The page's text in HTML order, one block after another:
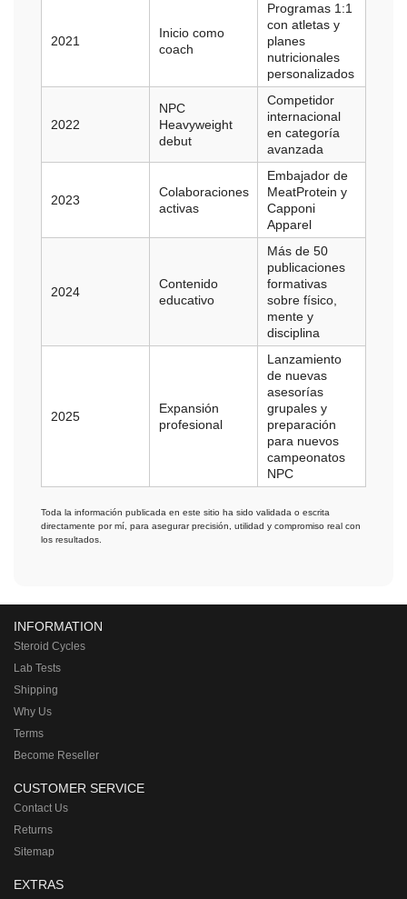
2021
Inicio como
coach
Programas 1:1
con atletas y
planes
nutricionales
personalizados
2022
NPC
Heavyweight
debut
Competidor
internacional
en categoría
avanzada
2023
Colaboraciones
activas
Embajador de
MeatProtein y
Capponi
Apparel
2024
Contenido
educativo
Más de 50
publicaciones
formativas
sobre físico,
mente y
disciplina
2025
Expansión
profesional
Lanzamiento
de nuevas
asesorías
grupales y
preparación
para nuevos
campeonatos
NPC
Toda la información publicada en este sitio ha sido validada o escrita
directamente por mí, para asegurar precisión, utilidad y compromiso real con
los resultados.
INFORMATION
Steroid Cycles
Lab Tests
Shipping
Why Us
Terms
Become Reseller
CUSTOMER SERVICE
Contact Us
Returns
Sitemap
EXTRAS